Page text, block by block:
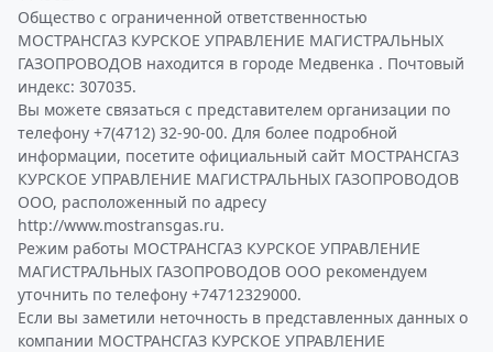
Общество с ограниченной ответственностью
МОСТРАНСГАЗ КУРСКОЕ УПРАВЛЕНИЕ МАГИСТРАЛЬНЫХ
ГАЗОПРОВОДОВ находится в городе Медвенка . Почтовый
индекс: 307035.
Вы можете связаться с представителем организации по
телефону +7(4712) 32-90-00. Для более подробной
информации, посетите официальный сайт МОСТРАНСГАЗ
КУРСКОЕ УПРАВЛЕНИЕ МАГИСТРАЛЬНЫХ ГАЗОПРОВОДОВ
ООО, расположенный по адресу
http://www.mostransgas.ru.
Режим работы МОСТРАНСГАЗ КУРСКОЕ УПРАВЛЕНИЕ
МАГИСТРАЛЬНЫХ ГАЗОПРОВОДОВ ООО рекомендуем
уточнить по телефону +74712329000.
Если вы заметили неточность в представленных данных о
компании МОСТРАНСГАЗ КУРСКОЕ УПРАВЛЕНИЕ